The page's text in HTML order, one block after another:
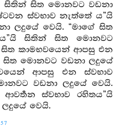
සිතින් සිත මොනවට වඩනා
ස්වභාව නැත්තේ ය”යි
ලදුයේ වෙයි. “මාගේ සිත
සිතින් සිත මොනවට
සිත කාමභවයෙන් ආපසු එන
සිත මොනවට වඩනා ලදුයේ
ආපසු එන ස්වභාව
වඩනා ලදුයේ වෙයි.
ස්වභාව රහිතය”යි
වෙයි.